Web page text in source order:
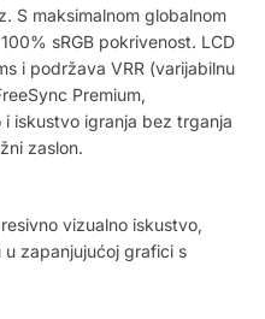
S maksimalnom globalnom
sRGB pokrivenost. LCD
i podržava VRR (varijabilnu
Premium,
iskustvo igranja bez trganja
zaslon.
vizualno iskustvo,
zapanjujućoj grafici s